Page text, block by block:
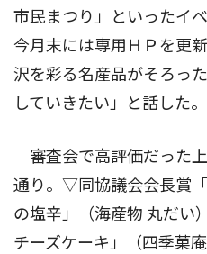
市民まつり」といったイ
今月末には専用ＨＰを更
沢を彩る名産品がそろっ
していきたい」と話した。
審査会で高評価だった
通り。▽同協議会会長賞
の塩辛」（海産物 丸だ
チーズケーキ」（四季菓